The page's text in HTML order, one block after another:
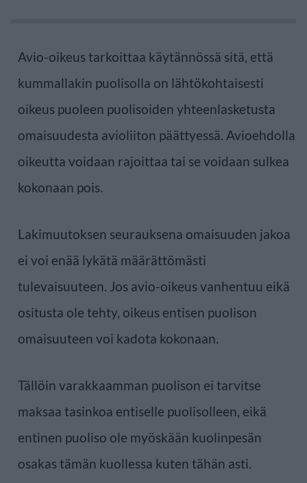
Avio-oikeus tarkoittaa käytännössä sitä, että
kummallakin puolisolla on lähtökohtaisesti
oikeus puoleen puolisoiden yhteenlasketusta
omaisuudesta avioliiton päättyessä. Avioehdolla
oikeutta voidaan rajoittaa tai se voidaan sulkea
kokonaan pois.
Lakimuutoksen seurauksena omaisuuden jakoa
ei voi enää lykätä määrättömästi
tulevaisuuteen. Jos avio-oikeus vanhentuu eikä
ositusta ole tehty, oikeus entisen puolison
omaisuuteen voi kadota kokonaan.
Tällöin varakkaamman puolison ei tarvitse
maksaa tasinkoa entiselle puolisolleen, eikä
entinen puoliso ole myöskään kuolinpesän
osakas tämän kuollessa kuten tähän asti.